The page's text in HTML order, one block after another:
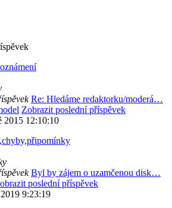
Re: Hledáme redaktorku/moderá…
Zobrazit poslední příspěvek
2015 12:10:10
Byl by zájem o uzamčenou disk…
poslední příspěvek
9:23:19